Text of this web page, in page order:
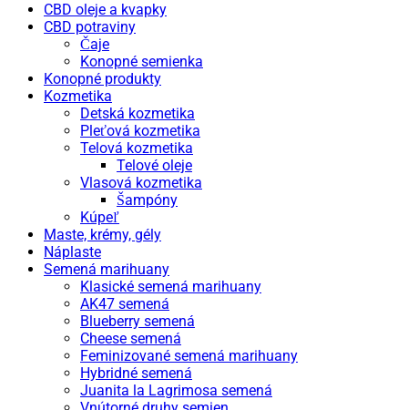
CBD oleje a kvapky
CBD potraviny
Čaje
Konopné semienka
Konopné produkty
Kozmetika
Detská kozmetika
Pleťová kozmetika
Telová kozmetika
Telové oleje
Vlasová kozmetika
Šampóny
Kúpeľ
Maste, krémy, gély
Náplaste
Semená marihuany
Klasické semená marihuany
AK47 semená
Blueberry semená
Cheese semená
Feminizované semená marihuany
Hybridné semená
Juanita la Lagrimosa semená